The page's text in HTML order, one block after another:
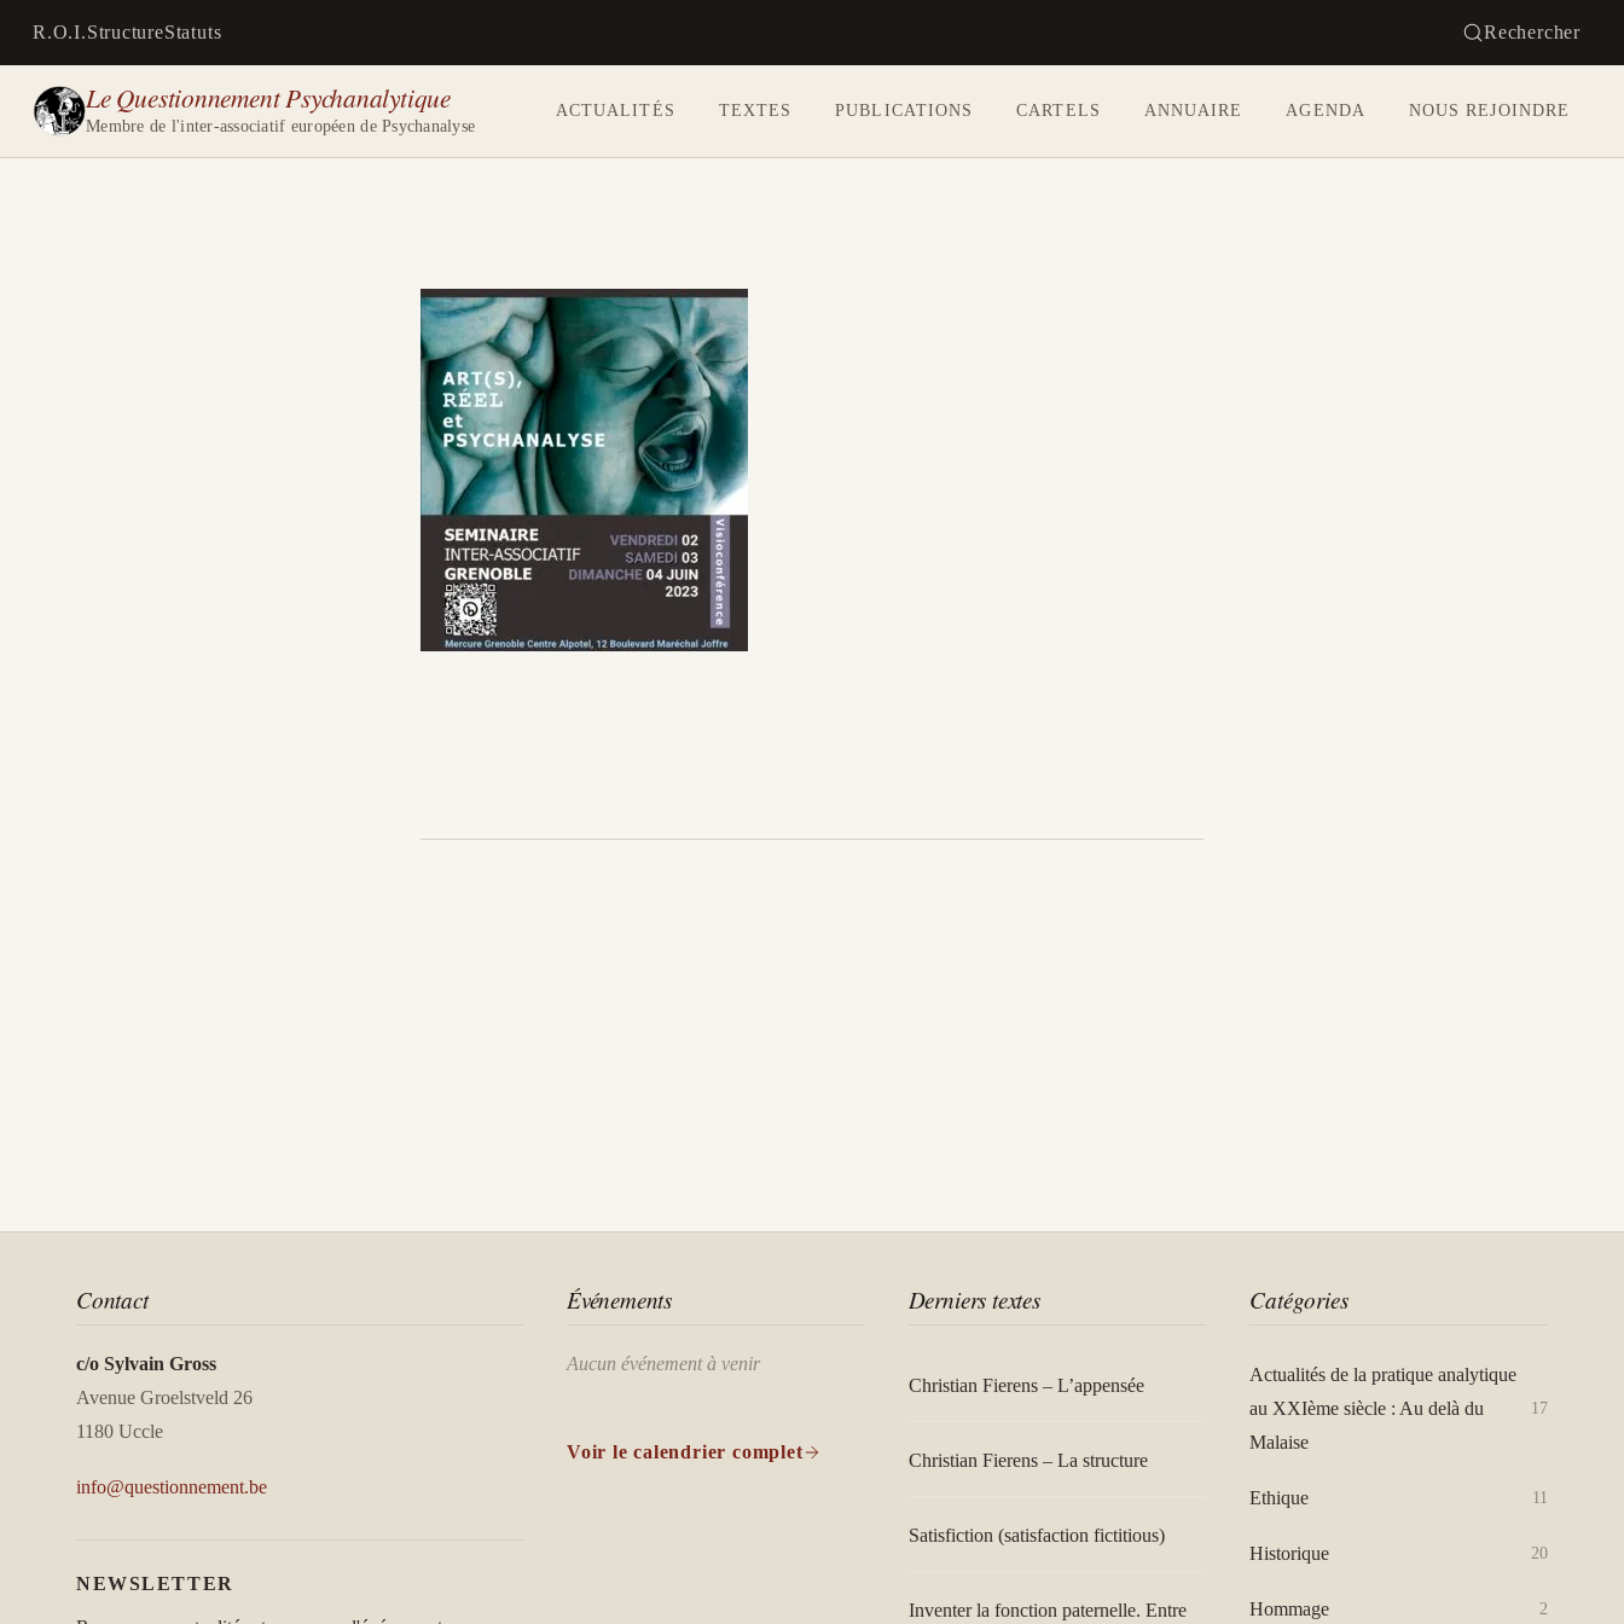
R.O.I.StructureStatuts Rechercher
Le Questionnement Psychanalytique
Membre de l'inter-associatif européen de Psychanalyse
ACTUALITÉS TEXTES PUBLICATIONS CARTELS ANNUAIRE AGENDA NOUS REJOINDRE
Contact
c/o Sylvain Gross
Avenue Groelstveld 26
1180 Uccle
info@questionnement.be
NEWSLETTER
Événements
Aucun événement à venir
Voir le calendrier complet
Derniers textes
Christian Fierens – L’appensée
Christian Fierens – La structure
Satisfiction (satisfaction fictitious)
Inventer la fonction paternelle. Entre
Catégories
Actualités de la pratique analytique
au XXIème siècle : Au delà du
Malaise
17
Ethique 11
Historique 20
Hommage 2